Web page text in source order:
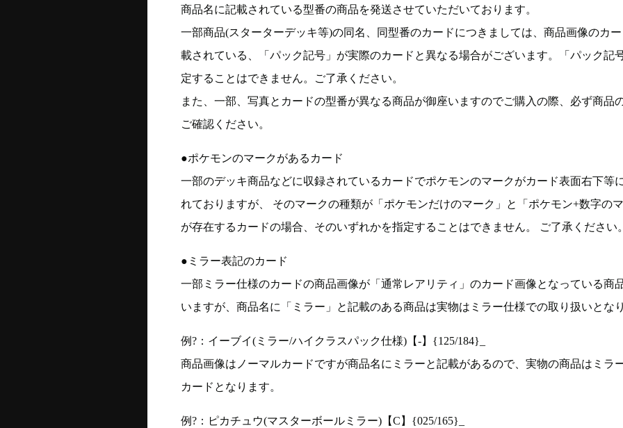
商品名に記載されている型番の商品を発送させていただいております。
一部商品(スターターデッキ等)の同名、同型番のカードにつきましては、商品画像のカ
載されている、「パック記号」が実際のカードと異なる場合がございます。「パック記
定することはできません。ご了承ください。
また、一部、写真とカードの型番が異なる商品が御座いますのでご購入の際、必ず商品
ご確認ください。
●ポケモンのマークがあるカード
一部のデッキ商品などに収録されているカードでポケモンのマークがカード表面右下等
れておりますが、 そのマークの種類が「ポケモンだけのマーク」と「ポケモン+数字のマ
が存在するカードの場合、そのいずれかを指定することはできません。 ご了承ください
●ミラー表記のカード
一部ミラー仕様のカードの商品画像が「通常レアリティ」のカード画像となっている商
いますが、商品名に「ミラー」と記載のある商品は実物はミラー仕様での取り扱いとなり
例?：イーブイ(ミラー/ハイクラスパック仕様)【-】{125/184}_
商品画像はノーマルカードですが商品名にミラーと記載があるので、実物の商品はミラ
カードとなります。
例?：ピカチュウ(マスターボールミラー)【C】{025/165}_